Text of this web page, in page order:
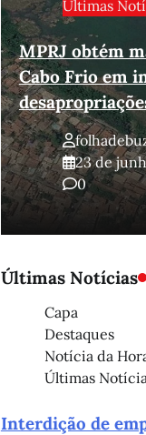
Últimas
MPRJ obtém
Cabo Frio em
23 de
0
Últimas Notícias
Capa
Destaques
Notícia da
Últimas
Interdição de